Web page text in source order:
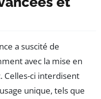
a suscité de
avec la mise en
Celles-ci interdisent
unique, tels que